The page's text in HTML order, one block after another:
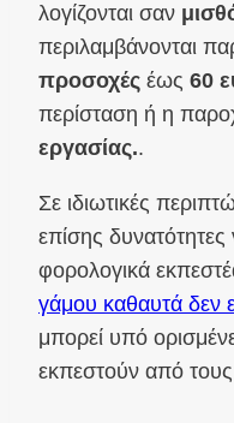
λογίζονται σαν
περιλαμβάνονται
προσοχές έως 60
περίσταση ή η
εργασίας..
Σε ιδιωτικές
επίσης
φορολογικά
γάμου καθαυτά δεν
μπορεί υπό
εκπεστούν από